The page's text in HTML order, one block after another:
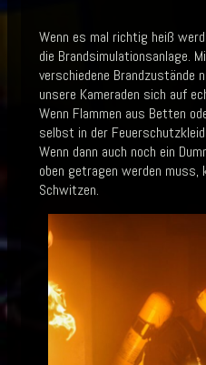
Wenn es mal richtig heiß
die Brandsimulationsanlage.
verschiedene Brandzustände
unsere Kameraden sich auf
Wenn Flammen aus Betten
selbst in der
Wenn dann auch noch ein
oben getragen werden
Schwitzen.